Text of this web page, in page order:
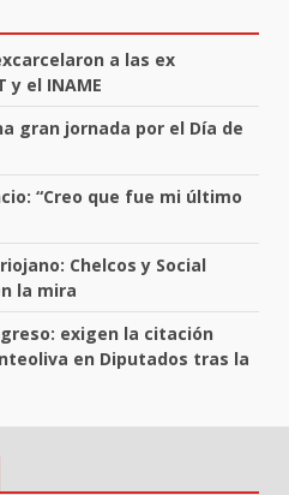
a las ex
y el INAME
gran jornada por el Día de
“Creo que fue mi último
Chelcos y Social
la mira
exigen la citación
en Diputados tras la